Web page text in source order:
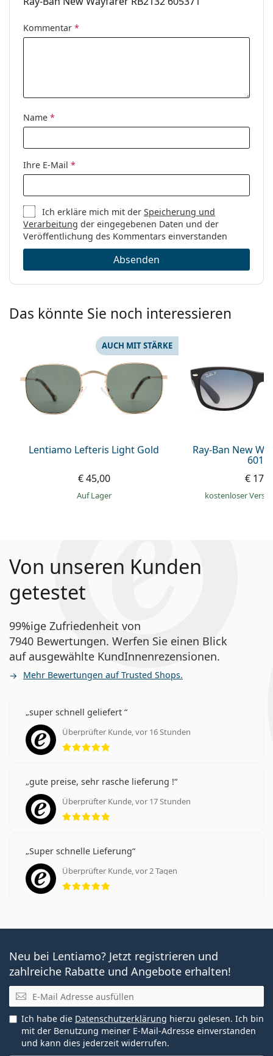
Kommentar *
Name *
Ihre E-Mail *
Ich erkläre mich mit derSpeicherung und
Verarbeitung der eingegebenen Daten und der
Veröffentlichung des Kommentars einverstanden
Absenden
Das könnte Sie noch interessieren
Lentiamo Lefteris Light Gold
AUCH MIT STÄRKE
€ 45,00
auf Lager
Ray-Ban New
€
kostenloser
Von unseren Kunden
getestet
99%ige Zufriedenheit von
7940 Bewertungen. Werfen Sie einen Blick
auf ausgewählte KundInnenrezensionen.
Mehr Bewertungen auf Trusted Shops.
super schnell geliefert
Überprüfter Kunde, vor 16 Stunden
Bewertung 5 aus 5
gute preise, sehr rasche lieferung !
Überprüfter Kunde, vor 17 Stunden
Bewertung 5 aus 5
Super schnelle Lieferung
Überprüfter Kunde, vor 2 Tagen
Bewertung 5 aus 5
Neu bei Lentiamo? Jetzt registrieren und
zahlreiche Rabatte und Angebote erhalten!
E-Mail
Ich habe die Datenschutzerklärung hierzu gelesen. Ich bin
mit der Benutzung meiner E-Mail-Adresse einverstanden
und kann dies jederzeit widerrufen.